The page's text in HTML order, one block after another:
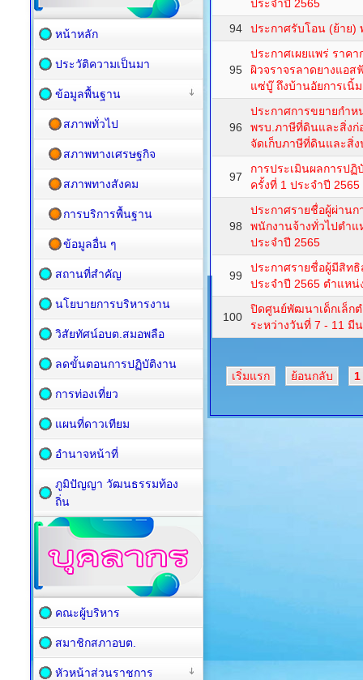
ประจำปี 2565
94
ประกาศรับโอน (ย้าย)
95
ประกาศเผยแพร่ ราคา
ผิวจราจรลาดยางแอ
แซ่บู๊ ถึงบ้านอัยการเนิ้
96
ประกาศการขยายกำห
พรบ.ภาษีที่ดินและสิ่งก่
จัดเก็บภาษีที่ดินและสิ่
97
การประเมินผลการป
ครั้งที่ 1 ประจำปี 2565
98
ประกาศรายชื่อผู้ผ่านก
พนักงานจ้างทั่วไปตำ
ประจำปี 2565
99
ประกาศรายชื่อผู้มีสิท
ประจำปี 2565 ตำแห
100
ปิดศูนย์พัฒนาเด็กเล็ก
ระหว่างวันที่ 7 - 11 มี
เริ่มแรก ย้อนกลับ 1
หน้าหลัก
ประวัติความเป็นมา
ข้อมูลพื้นฐาน
สภาพทั่วไป
สภาพทางเศรษฐกิจ
สภาพทางสังคม
การบริการพื้นฐาน
ข้อมูลอื่น ๆ
สถานที่สำคัญ
นโยบายการบริหารงาน
วิสัยทัศน์อบต.สมอพลือ
ลดขั้นตอนการปฏิบัติงาน
การท่องเที่ยว
แผนที่ดาวเทียม
อำนาจหน้าที่
ภูมิปัญญา วัฒนธรรมท้อง
ถิ่น
คณะผู้บริหาร
สมาชิกสภาอบต.
หัวหน้าส่วนราชการ